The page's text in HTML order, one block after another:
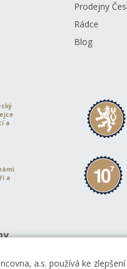
Prodejny
Rádce
Blog
a
a
a.s. používá ke